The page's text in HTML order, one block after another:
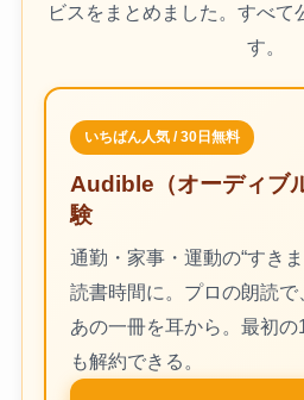
ビスをまとめました。すべて
す。
いちばん人気 / 30日無料
Audible（オーディブ
験
通勤・家事・運動の“すき
読書時間に。プロの朗読で
あの一冊を耳から。最初
も解約できる。